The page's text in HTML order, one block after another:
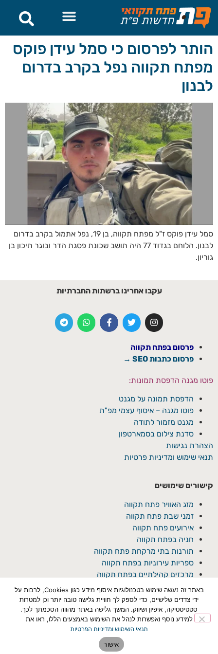
לתוכן
הותר לפרסום כי סמל עידן פוקס
מפתח תקווה נפל בקרב בדרום
לבנון
סמל עידן פוקס ז"ל מפתח תקווה, בן 19, נפל אתמול בקרב בדרום
לבנון. הלוחם בגדוד 77 היה תושב שכונת פסגת הדר ובוגר תיכון בן
גוריון.
עקבו אחרינו ברשתות החברתיות
פרסום בפתח תקווה
פרסום כתבות SEO →
פוטו מגנה הדפסת תמונות:
הדפסת תמונה על מגנט
פוטו מגנה – איסוף עצמי מפ"ת
מגנט מזמור לתודה
סדנת צילום בסמארטפון
הצהרת נגישות
תנאי שימוש ומדיניות פרטיות
קישורים שימושים
מזג האוויר פתח תקווה
זמני שבת פתח תקווה
אירועים פתח תקווה
חניה בפתח תקווה
תורנות בתי מרקחת פתח תקווה
ספריות עירוניות בפתח תקווה
מרכזים קהילתיים בפתח תקווה
באתר זה נעשה שימוש בטכנולוגיות איסוף מידע כגון Cookies, לרבות על
ידי צדדים שלישיים, כדי לספק לך חוויית גלישה טובה יותר וכן למטרות
סטטיסטיקה, איפיון ושיווק. המשך גלישה באתר מהווה הסכמתך לכך.
למידע נוסף ואפשרות לנהל את השימוש באמצעים הללו, ראו את
תנאי השימוש ומדיניות הפרטיות
אישור